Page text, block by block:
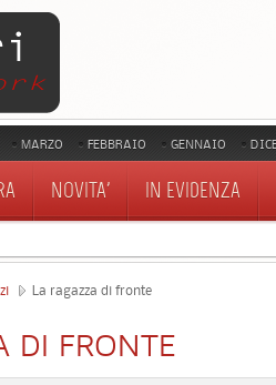
MARZO FEBBRAIO GENNAIO
NOVITA' IN EVIDENZA
La ragazza di fronte
DI FRONTE